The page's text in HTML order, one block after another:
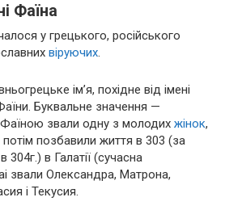
Фаїна
у грецького, російського
віруючих
ім’я, похідне від імені
Буквальне значення —
звали одну з молодих жінок,
потім позбавили життя в 303 (за
в Галатії (сучасна
звали Олександра, Матрона,
і Текусия.